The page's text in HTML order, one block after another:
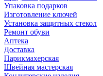
Упаковка подарков
Изготовление ключей
Установка защитных стекол
Ремонт обуви
Аптека
Доставка
Парикмахерская
Швейная мастерская